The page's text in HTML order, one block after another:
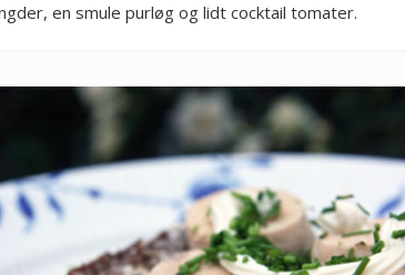
Log ind
Kommentar-RSS
WordPress.org
Andres sites
Brødopskrifter
Ferie Ferie Ferie
en smule purløg og lidt cocktail tomater.